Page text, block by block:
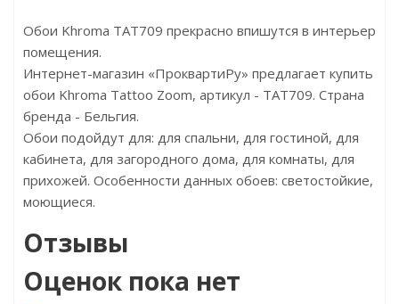
Обои Khroma TAT709 прекрасно впишутся в интерьер
помещения.
Интернет-магазин «ПроквартиРу» предлагает купить
обои Khroma Tattoo Zoom, артикул - TAT709. Страна
бренда - Бельгия.
Обои подойдут для: для спальни, для гостиной, для
кабинета, для загородного дома, для комнаты, для
прихожей. Особенности данных обоев: светостойкие,
моющиеся.
Отзывы
Оценок пока нет